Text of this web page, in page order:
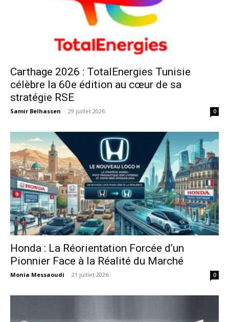
Carthage 2026 : TotalEnergies Tunisie
célèbre la 60e édition au cœur de sa
stratégie RSE
Samir Belhassen - 29 juillet 2026 0
Honda : La Réorientation Forcée d’un
Pionnier Face à la Réalité du Marché
Monia Messaoudi - 21 juillet 2026 0